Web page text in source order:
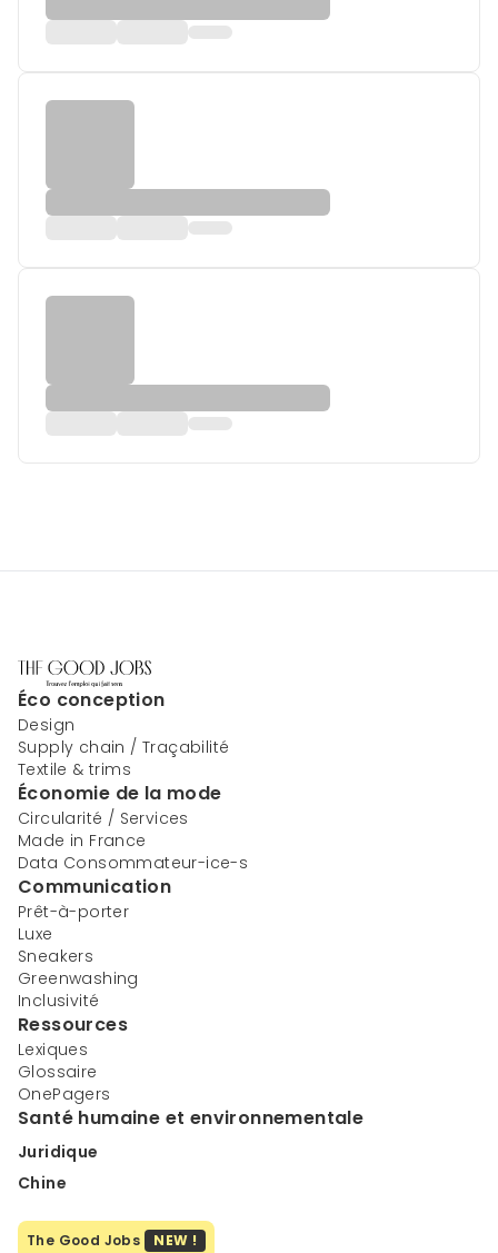
Éco conception
Design
Supply chain / Traçabilité
Textile & trims
Économie de la mode
Circularité / Services
Made in France
Data Consommateur-ice-s
Communication
Prêt-à-porter
Luxe
Sneakers
Greenwashing
Inclusivité
Ressources
Lexiques
Glossaire
OnePagers
Santé humaine et environnementale
Juridique
Chine
The Good Jobs NEW !